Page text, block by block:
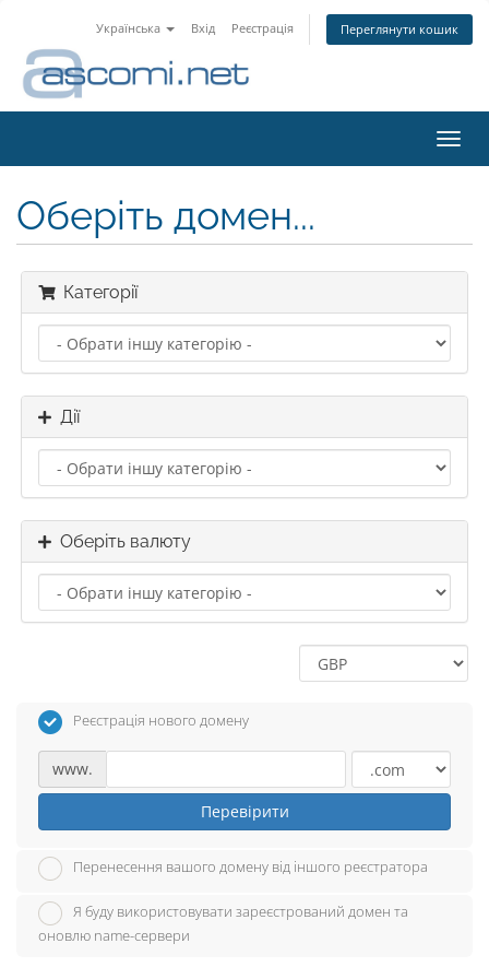
Українська Вхід Реєстрація Переглянути кошик
Оберіть домен...
Категорії
Дії
Оберіть валюту
Реєстрація нового домену
www.
Перевірити
Перенесення вашого домену від іншого реєстратора
Я буду використовувати зареєстрований домен та
оновлю name-сервери